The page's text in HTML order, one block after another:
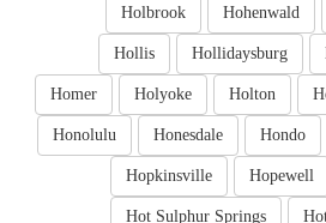
Hohenwald
Holbrook
Hollidaysburg
Hollis
Holton
Holyoke
Homer
Hondo
Honesdale
Honolulu
Hopewell
Hopkinsville
Hot Sulphur Springs